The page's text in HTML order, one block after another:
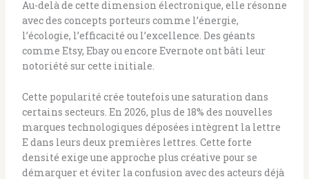
Au-delà de cette dimension électronique, elle résonne
avec des concepts porteurs comme l’énergie,
l’écologie, l’efficacité ou l’excellence. Des géants
comme Etsy, Ebay ou encore Evernote ont bâti leur
notoriété sur cette initiale.
Cette popularité crée toutefois une saturation dans
certains secteurs. En 2026, plus de 18% des nouvelles
marques technologiques déposées intègrent la lettre
E dans leurs deux premières lettres. Cette forte
densité exige une approche plus créative pour se
démarquer et éviter la confusion avec des acteurs déjà